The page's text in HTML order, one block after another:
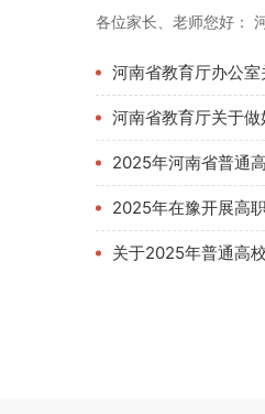
各位家长、老师您好：
河南省教育厅办公室关于观摩
河南省教育厅关于做好2026年
2025年河南省普通
2025年在豫开展高
关于2025年普通高校对口